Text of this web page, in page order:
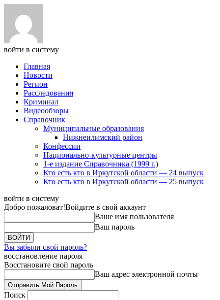
войти в систему
Главная
Новости
Регион
Расследования
Криминал
Видеообзоры
Справочник
Муниципальные образования
Нижнеилимский район
Конфессии
Национально-культурные центры
1-е издание Справочника (1999 г.)
Кто есть кто в Иркутской области — 24 выпуск
Кто есть кто в Иркутской области — 25 выпуск
войти в систему
Добро пожаловат!Войдите в свой аккаунт
Ваше имя пользователя
Ваш пароль
Вы забыли свой пароль?
восстановление пароля
Восстановите свой пароль
Ваш адрес электронной почты
Поиск